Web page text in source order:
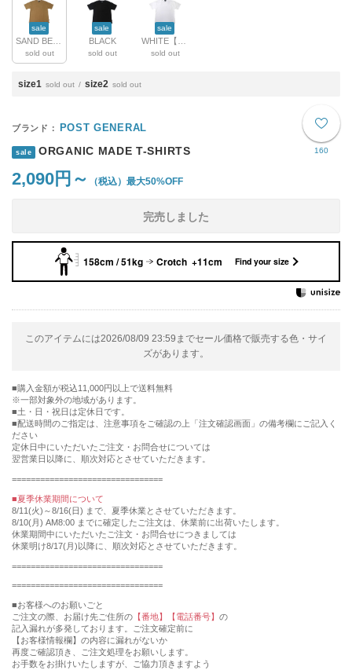
sale
sold out
sale
BLACK
sold out
sale
sold out
size1 sold out size2 sold out
160
POST GENERAL
sale ORGANIC MADE T-SHIRTS
2,090円～ 最大50%OFF
完売しました
158cm / 51kg Crotch +11cm Find your size
このアイテムには2026/08/09 23:59までセール価格で販売する色・サイ
ズがあります。
購入金額が税込11,000円以上で送料無料
※一部対象外の地域があります。
土・日・祝日は定休日です。
■配送時間のご指定は、注意事項をご確認の上「注文確認画面」の備考欄にご記入く
ださい
定休日中にいただいたご注文・お問合せについては
翌営業日以降に、順次対応とさせていただきます。
================================
■夏季休業期間について
8/11(火)～8/16(日) まで、夏季休業とさせていただきます。
8/10(月) AM8:00 までに確定したご注文は、休業前に出荷いたします。
休業期間中にいただいたご注文・お問合せにつきましては
休業明け8/17(月)以降に、順次対応とさせていただきます。
================================
================================
■お客様へのお願いごと
ご注文の際、お届け先ご住所の 【番地】【電話番号】 の
記入漏れが多発しております。ご注文確定前に
【お客様情報欄】の内容に漏れがないか
再度ご確認頂き、ご注文処理をお願いします。
お手数をお掛けいたしますが、ご協力頂きますよう